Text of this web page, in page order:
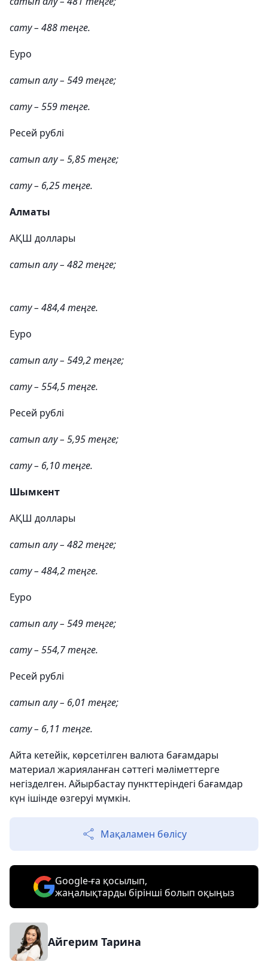
сату – 488 теңге.
Еуро
сатып алу – 549 теңге;
сату – 559 теңге.
Ресей рублі
сатып алу – 5,85 теңге;
сату – 6,25 теңге.
Алматы
АҚШ доллары
сатып алу – 482 теңге;
сату – 484,4 теңге.
Еуро
сатып алу – 549,2 теңге;
сату – 554,5 теңге.
Ресей рублі
сатып алу – 5,95 теңге;
сату – 6,10 теңге.
Шымкент
АҚШ доллары
сатып алу – 482 теңге;
сату – 484,2 теңге.
Еуро
сатып алу – 549 теңге;
сату – 554,7 теңге.
Ресей рублі
сатып алу – 6,01 теңге;
сату – 6,11 теңге.
Айта кетейік, көрсетілген валюта бағамдары
материал жарияланған сәттегі мәліметтерге
негізделген. Айырбастау пункттеріндегі бағамдар
күн ішінде өзгеруі мүмкін.
Мақаламен бөлісу
Google-ға қосылып,
жаңалықтарды бірінші болып оқыңыз
Айгерим Тарина